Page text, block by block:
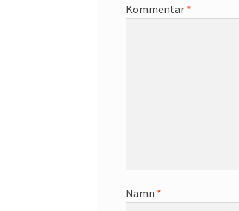
Kommentar *
Namn *